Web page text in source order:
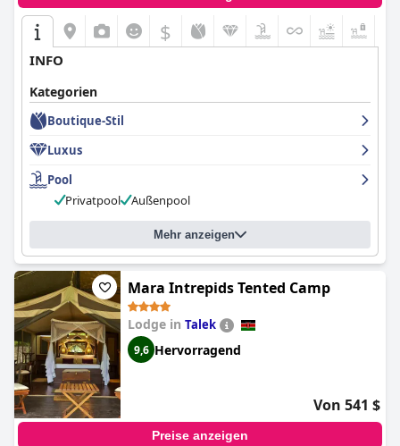
$
INFO
Kategorien
Boutique-Stil
Luxus
Pool
Privatpool
Außenpool
Mehr anzeigen
Mara Intrepids Tented Camp
Lodge in Talek
9,6 Hervorragend
Von 541 $
Preise anzeigen